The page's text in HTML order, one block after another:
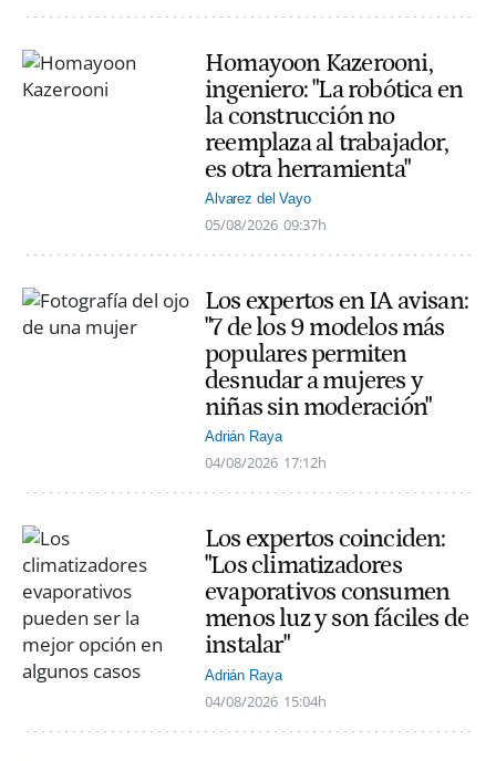
Homayoon Kazerooni,
ingeniero: "La robótica en
la construcción no
reemplaza al trabajador,
es otra herramienta"
Alvarez del Vayo
05/08/2026 09:37h
Los expertos en IA avisan:
"7 de los 9 modelos más
populares permiten
desnudar a mujeres y
niñas sin moderación"
Adrián Raya
04/08/2026 17:12h
Los expertos coinciden:
"Los climatizadores
evaporativos consumen
menos luz y son fáciles de
instalar"
Adrián Raya
04/08/2026 15:04h